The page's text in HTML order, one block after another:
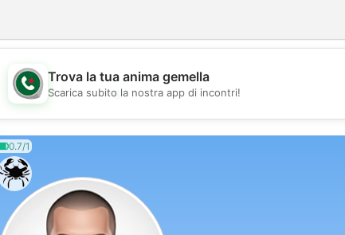
💖
Trova la tua anima gemella
Scarica subito la nostra app di incontri!
0.7/1